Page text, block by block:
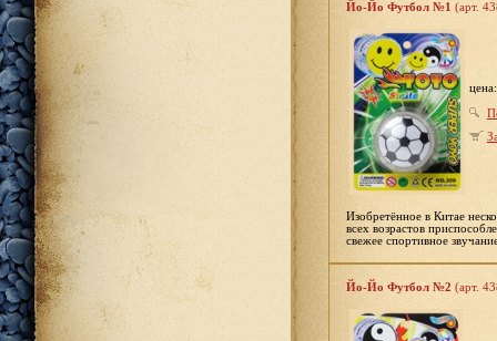
Йо-Йо Футбол №1 (арт.
Изобретённое в Китае
всех возрастов
свежее спортивное
Йо-Йо Футбол №2 (арт.